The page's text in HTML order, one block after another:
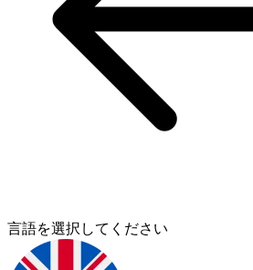
言語を選択してください